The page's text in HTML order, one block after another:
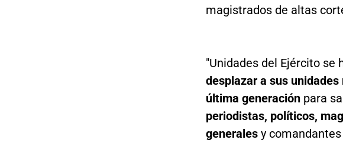
magistrados de altas
"Unidades del Ejército se
desplazar a sus
última generación para
periodistas, políticos,
generales y